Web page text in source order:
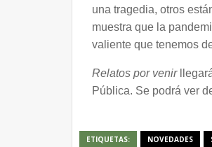
una tragedia, otros
muestra que la
valiente que tenemos
Relatos por venir
Pública. Se podrá ver
ETIQUETAS: NOVEDADES